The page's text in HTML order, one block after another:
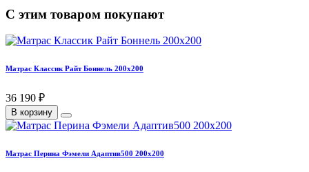
С этим товаром покупают
Матрас Классик Райт Боннель 200х200
36 190 ₽
В корзину
Матрас Перина Фэмели Адаптив500 200х200